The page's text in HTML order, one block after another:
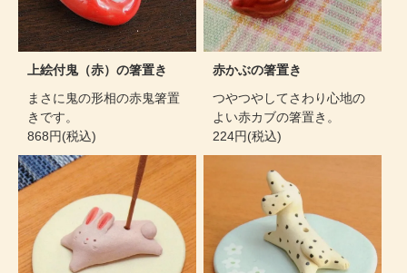
上絵付鬼（赤）の箸置き
まさに鬼の形相の赤鬼箸置
きです。
868円(税込)
赤かぶの箸置き
つやつやしてさわり心地の
よい赤カブの箸置き。
224円(税込)